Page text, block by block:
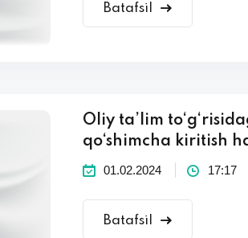
Batafsil
Oliy ta’lim
qo‘shimcha kiritish
01.02.2024 17:17
Batafsil